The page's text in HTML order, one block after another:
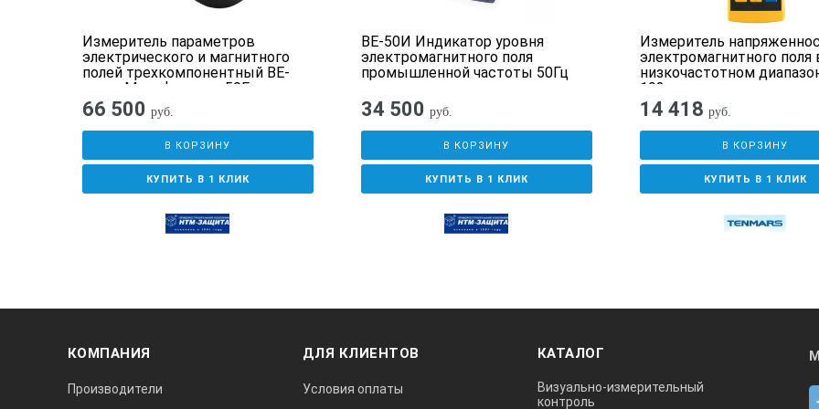
10мГс
Число осей Три
Продолжительность измерения 0,4
Ток потребления 2,7мA
Измеритель параметров
электрического и магнитного
полей трехкомпонентный ВЕ-
метр. Модификация 50Гц
66 500 руб.
В КОРЗИНУ
КУПИТЬ В 1 КЛИК
ВЕ-50И Индикатор уровня
электромагнитного поля
промышленной частоты 50Гц
34 500 руб.
В КОРЗИНУ
КУПИТЬ В 1 КЛИК
Измеритель
электромагнитного поля
низкочастотном
192
14 418 руб.
В КОРЗИНУ
КУПИТЬ В 1 КЛИК
КОМПАНИЯ
Производители
ДЛЯ КЛИЕНТОВ
Условия оплаты
КАТАЛОГ
Визуально-измерительный
контроль